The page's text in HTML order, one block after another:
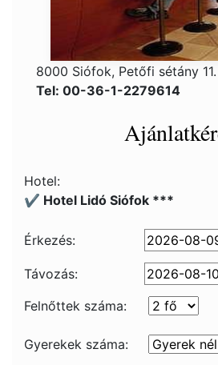
8000 Siófok, Petőfi sétány 11.
Tel: 00-36-1-2279614
Hotel:
✔️ Hotel Lidó Siófok ***
Érkezés:
Távozás:
Felnőttek száma:
Gyerekek száma: